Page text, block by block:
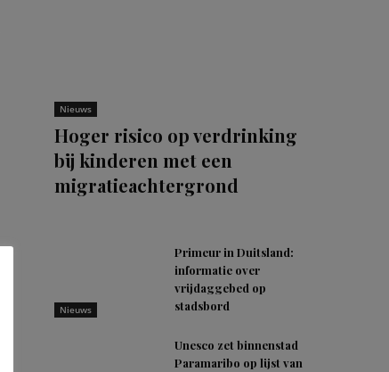
Nieuws
Hoger risico op verdrinking
bij kinderen met een
migratieachtergrond
Nieuws
Primeur in Duitsland:
informatie over
vrijdaggebed op
stadsbord
Unesco zet binnenstad
Paramaribo op lijst van